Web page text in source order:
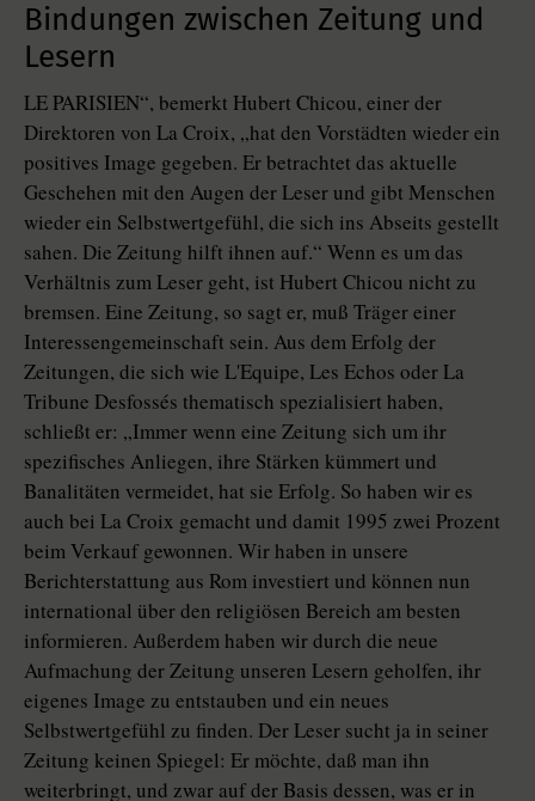
Bindungen zwischen Zeitung und
Lesern
LE PARISIEN“, bemerkt Hubert Chicou, einer der
Direktoren von La Croix, „hat den Vorstädten wieder ein
positives Image gegeben. Er betrachtet das aktuelle
Geschehen mit den Augen der Leser und gibt Menschen
wieder ein Selbstwertgefühl, die sich ins Abseits gestellt
sahen. Die Zeitung hilft ihnen auf.“ Wenn es um das
Verhältnis zum Leser geht, ist Hubert Chicou nicht zu
bremsen. Eine Zeitung, so sagt er, muß Träger einer
Interessengemeinschaft sein. Aus dem Erfolg der
Zeitungen, die sich wie L'Equipe, Les Echos oder La
Tribune Desfossés thematisch spezialisiert haben,
schließt er: „Immer wenn eine Zeitung sich um ihr
spezifisches Anliegen, ihre Stärken kümmert und
Banalitäten vermeidet, hat sie Erfolg. So haben wir es
auch bei La Croix gemacht und damit 1995 zwei Prozent
beim Verkauf gewonnen. Wir haben in unsere
Berichterstattung aus Rom investiert und können nun
international über den religiösen Bereich am besten
informieren. Außerdem haben wir durch die neue
Aufmachung der Zeitung unseren Lesern geholfen, ihr
eigenes Image zu entstauben und ein neues
Selbstwertgefühl zu finden. Der Leser sucht ja in seiner
Zeitung keinen Spiegel: Er möchte, daß man ihn
weiterbringt, und zwar auf der Basis dessen, was er in